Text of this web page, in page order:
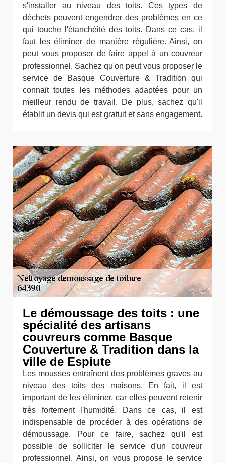
s'installer au niveau des toits. Ces types de
déchets peuvent engendrer des problèmes en ce
qui touche l'étanchéité des toits. Dans ce cas, il
faut les éliminer de manière régulière. Ainsi, on
peut vous proposer de faire appel à un couvreur
professionnel. Sachez qu'on peut vous proposer le
service de Basque Couverture & Tradition qui
connait toutes les méthodes adaptées pour un
meilleur rendu de travail. De plus, sachez qu'il
établit un devis qui est gratuit et sans engagement.
Le démoussage des toits : une
spécialité des artisans
couvreurs comme Basque
Couverture & Tradition dans la
ville de Espiute
Les mousses entraînent des problèmes graves au
niveau des toits des maisons. En fait, il est
important de les éliminer, car elles peuvent retenir
très fortement l'humidité. Dans ce cas, il est
indispensable de procéder à des opérations de
démoussage. Pour ce faire, sachez qu'il est
possible de solliciter le service d'un couvreur
professionnel. Ainsi, on vous propose le service